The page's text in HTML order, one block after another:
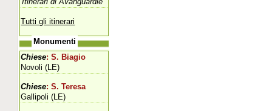
Tutti gli itinerari
Monumenti
Chiese: S. Biagio
Novoli (LE)
Chiese: S. Teresa
Gallipoli (LE)